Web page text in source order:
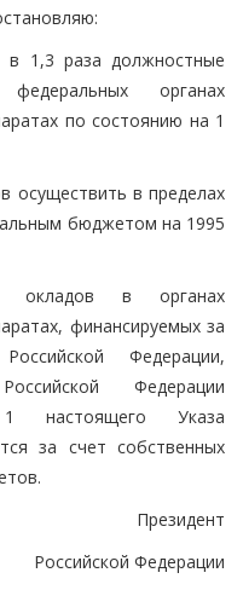
1,3 раза должностные
органах
по состоянию на 1
осуществить в пределах
бюджетом на 1995
окладов в органах
финансируемых за
Федерации,
Федерации
настоящего Указа
за счет собственных
Президент
Российской Федерации